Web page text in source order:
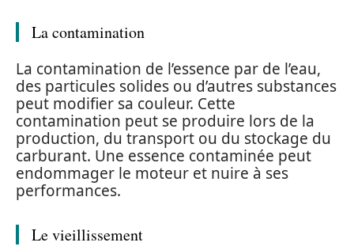
La contamination
La contamination de l’essence par de l’eau,
des particules solides ou d’autres substances
peut modifier sa couleur. Cette
contamination peut se produire lors de la
production, du transport ou du stockage du
carburant. Une essence contaminée peut
endommager le moteur et nuire à ses
performances.
Le vieillissement